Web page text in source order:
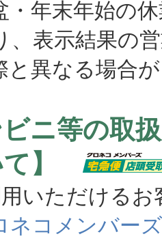
年末年始の
、表示結果の
異なる場合が
ビニ等の取
て】
いただけるお
ネコメンバーズ